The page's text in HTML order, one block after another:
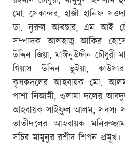
মো. সেকান্দর, হাজী হানিফ
ডা. নুরুল আবছার, এম আই
সম্পাদক আলহাজ্ব জাকির
উদ্দিন জিয়া, মাঈনুউদ্দীন
গিয়াস উদ্দিন ভূইয়া,
কৃষকদলের আহবায়ক মো.
পাশা নিজামী, ওলামা দলের
আহবায়ক সাইফুল আলম, সদস্য
তাতীদলের আহবায়ক
সচিব মামুনুর রশীদ শিপন প্রমূখ।